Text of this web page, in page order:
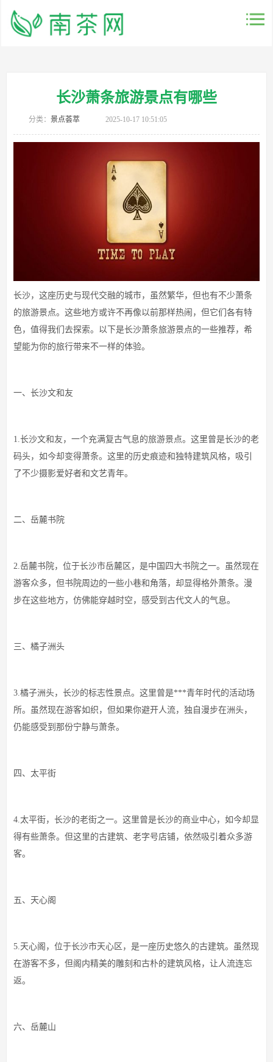
长沙萧条旅游景点有哪些
分类： 景点荟萃 2025-10-17 10:51:05
长沙，这座历史与现代交融的城市，虽然繁华，但也有不少萧条
的旅游景点。这些地方或许不再像以前那样热闹，但它们各有特
色，值得我们去探索。以下是长沙萧条旅游景点的一些推荐，希
望能为你的旅行带来不一样的体验。
一、长沙文和友
1.长沙文和友，一个充满复古气息的旅游景点。这里曾是长沙的老
码头，如今却变得萧条。这里的历史痕迹和独特建筑风格，吸引
了不少摄影爱好者和文艺青年。
二、岳麓书院
2.岳麓书院，位于长沙市岳麓区，是中国四大书院之一。虽然现在
游客众多，但书院周边的一些小巷和角落，却显得格外萧条。漫
步在这些地方，仿佛能穿越时空，感受到古代文人的气息。
三、橘子洲头
3.橘子洲头，长沙的标志性景点。这里曾是***青年时代的活动场
所。虽然现在游客如织，但如果你避开人流，独自漫步在洲头，
仍能感受到那份宁静与萧条。
四、太平街
4.太平街，长沙的老街之一。这里曾是长沙的商业中心，如今却显
得有些萧条。但这里的古建筑、老字号店铺，依然吸引着众多游
客。
五、天心阁
5.天心阁，位于长沙市天心区，是一座历史悠久的古建筑。虽然现
在游客不多，但阁内精美的雕刻和古朴的建筑风格，让人流连忘
返。
六、岳麓山